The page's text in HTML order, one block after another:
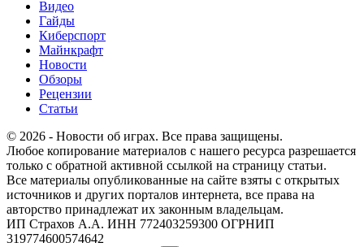
Видео
Гайды
Киберспорт
Майнкрафт
Новости
Обзоры
Рецензии
Статьи
© 2026 - Новости об играх. Все права защищены.
Любое копирование материалов с нашего ресурса разрешается
только с обратной активной ссылкой на страницу статьи.
Все материалы опубликованные на сайте взяты с открытых
источников и других порталов интернета, все права на
авторство принадлежат их законным владельцам.
ИП Страхов А.А. ИНН 772403259300 ОГРНИП
319774600574642